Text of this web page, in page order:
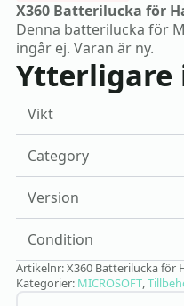
X360 Batterilucka för
Denna batterilucka för
ingår ej. Varan är ny.
Vikt
Category
Version
Condition
Artikelnr:X360 Batterilucka för
Kategorier: MICROSOFT,